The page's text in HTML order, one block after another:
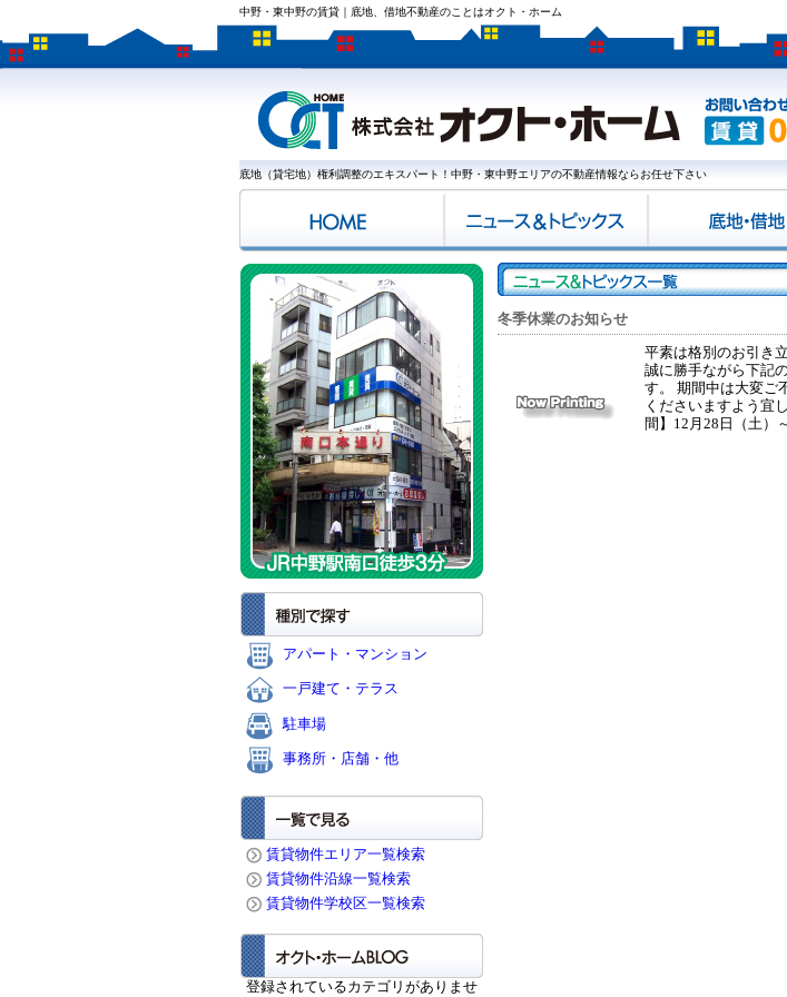
中野・東中野の賃貸｜底地、借地不動産のことはオクト・ホーム
底地（貸宅地）権利調整のエキスパート！中野・東中野エリアの不動産情報ならお任せ下さい
アパート・マンション
一戸建て・テラス
駐車場
事務所・店舗・他
賃貸物件エリア一覧検索
賃貸物件沿線一覧検索
賃貸物件学校区一覧検索
登録されているカテゴリがありませ
冬季休業のお知らせ
平素は格別のお引き
誠に勝手ながら下記
す。 期間中は大変ご
くださいますよう宜
間】12月28日（土）